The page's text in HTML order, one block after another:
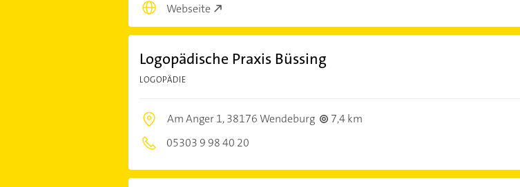
Webseite
Logopädische Praxis Büssing
LOGOPÄDIE
Am Anger 1,38176 Wendeburg
7,4 km
05303 9 98 40 20